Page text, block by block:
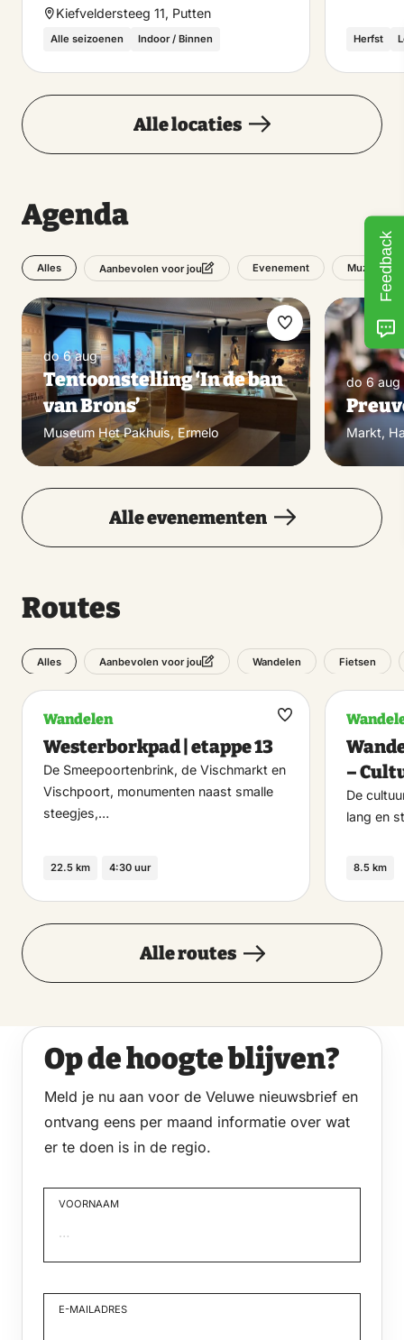
Kiefveldersteeg 11, Putten
Alle seizoenen Indoor / Binnen Herfst
Alle locaties
Agenda
Alles Aanbevolen voor jou Evenement Muziek
do 6 aug
Tentoonstelling ‘In de ban
van Brons’
Museum Het Pakhuis, Ermelo
Maak
favoriet
do 6 aug
Markt,
Alle evenementen
Routes
Alles Aanbevolen voor jou Wandelen Fietsen
Wandelen
Westerborkpad | etappe 13
De Smeepoortenbrink, de Vischmarkt en
Vischpoort, monumenten naast smalle
steegjes,…
22.5 km 4:30 uur
Maak
–
De
lang en
8.5 km
Alle routes
Op de hoogte blijven?
Meld je nu aan voor de Veluwe nieuwsbrief en
ontvang eens per maand informatie over wat
er te doen is in de regio.
VOORNAAM
E-MAILADRES
Feedback